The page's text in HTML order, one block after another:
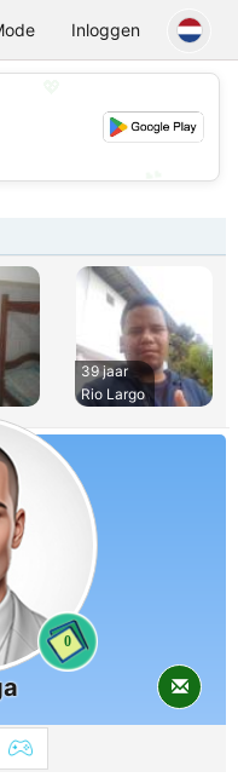
Inloggen
39 jaar
Rio Largo
0